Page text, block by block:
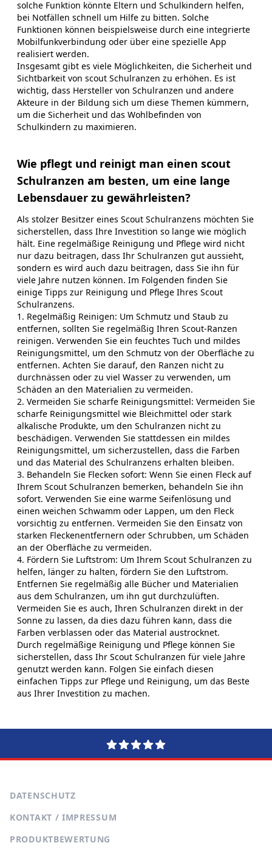
solche Funktion könnte Eltern und Schulkindern helfen,
bei Notfällen schnell um Hilfe zu bitten. Solche
Funktionen können beispielsweise durch eine integrierte
Mobilfunkverbindung oder über eine spezielle App
realisiert werden.
Insgesamt gibt es viele Möglichkeiten, die Sicherheit und
Sichtbarkeit von scout Schulranzen zu erhöhen. Es ist
wichtig, dass Hersteller von Schulranzen und andere
Akteure in der Bildung sich um diese Themen kümmern,
um die Sicherheit und das Wohlbefinden von
Schulkindern zu maximieren.
Wie pflegt und reinigt man einen scout
Schulranzen am besten, um eine lange
Lebensdauer zu gewährleisten?
Als stolzer Besitzer eines Scout Schulranzens möchten Sie
sicherstellen, dass Ihre Investition so lange wie möglich
hält. Eine regelmäßige Reinigung und Pflege wird nicht
nur dazu beitragen, dass Ihr Schulranzen gut aussieht,
sondern es wird auch dazu beitragen, dass Sie ihn für
viele Jahre nutzen können. Im Folgenden finden Sie
einige Tipps zur Reinigung und Pflege Ihres Scout
Schulranzens.
1. Regelmäßig Reinigen: Um Schmutz und Staub zu
entfernen, sollten Sie regelmäßig Ihren Scout-Ranzen
reinigen. Verwenden Sie ein feuchtes Tuch und mildes
Reinigungsmittel, um den Schmutz von der Oberfläche zu
entfernen. Achten Sie darauf, den Ranzen nicht zu
durchnässen oder zu viel Wasser zu verwenden, um
Schäden an den Materialien zu vermeiden.
2. Vermeiden Sie scharfe Reinigungsmittel: Vermeiden Sie
scharfe Reinigungsmittel wie Bleichmittel oder stark
alkalische Produkte, um den Schulranzen nicht zu
beschädigen. Verwenden Sie stattdessen ein mildes
Reinigungsmittel, um sicherzustellen, dass die Farben
und das Material des Schulranzens erhalten bleiben.
3. Behandeln Sie Flecken sofort: Wenn Sie einen Fleck auf
Ihrem Scout Schulranzen bemerken, behandeln Sie ihn
sofort. Verwenden Sie eine warme Seifenlösung und
einen weichen Schwamm oder Lappen, um den Fleck
vorsichtig zu entfernen. Vermeiden Sie den Einsatz von
starken Fleckenentfernern oder Schrubben, um Schäden
an der Oberfläche zu vermeiden.
4. Fördern Sie Luftstrom: Um Ihrem Scout Schulranzen zu
helfen, länger zu halten, fördern Sie den Luftstrom.
Entfernen Sie regelmäßig alle Bücher und Materialien
aus dem Schulranzen, um ihn gut durchzulüften.
Vermeiden Sie es auch, Ihren Schulranzen direkt in der
Sonne zu lassen, da dies dazu führen kann, dass die
Farben verblassen oder das Material austrocknet.
Durch regelmäßige Reinigung und Pflege können Sie
sicherstellen, dass Ihr Scout Schulranzen für viele Jahre
genutzt werden kann. Folgen Sie einfach diesen
einfachen Tipps zur Pflege und Reinigung, um das Beste
aus Ihrer Investition zu machen.
DATENSCHUTZ
KONTAKT / IMPRESSUM
PRODUKTBEWERTUNG